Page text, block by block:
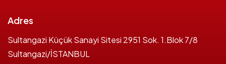
Adres
Sultangazi Küçük Sanayi Sitesi 2951 Sok. 1.Blok 7/8
Sultangazi/İSTANBUL